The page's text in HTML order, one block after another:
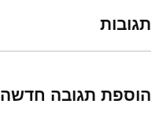
תגובות
הוספת תגובה חדשה